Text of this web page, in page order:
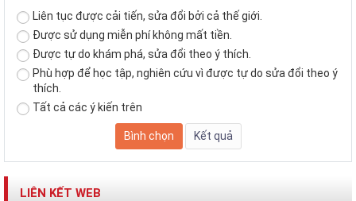
Liên tục được cải tiến, sửa đổi bởi cả thế giới.
Được sử dụng miễn phí không mất tiền.
Được tự do khám phá, sửa đổi theo ý thích.
Phù hợp để học tập, nghiên cứu vì được tự do sửa đổi theo ý
thích.
Tất cả các ý kiến trên
LIÊN KẾT WEB